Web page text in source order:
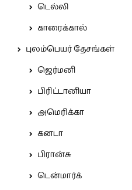
டெல்லி
காரைக்கால்
புலம்பெயர் தேசங்கள்
ஜெர்மனி
பிரிட்டானியா
அமெரிக்கா
கனடா
பிரான்சு
டென்மார்க்